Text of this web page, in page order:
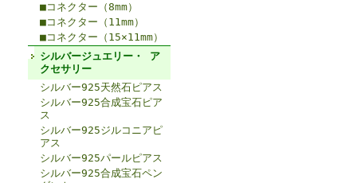
■コネクター（8mm）
■コネクター（11mm）
■コネクター（15×11mm）
シルバージュエリー・ ア
クセサリー
シルバー925天然石ピアス
シルバー925合成宝石ピア
ス
シルバー925ジルコニアピ
アス
シルバー925パールピアス
シルバー925合成宝石ペン